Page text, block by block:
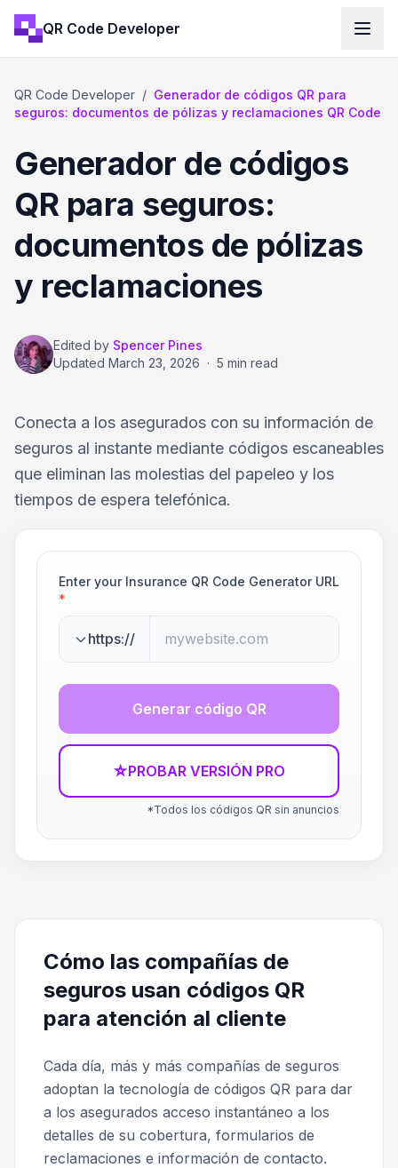
QR Code Developer
QR Code Developer / Generador de códigos QR para
seguros: documentos de pólizas y reclamaciones QR Code
Generador de códigos
QR para seguros:
documentos de pólizas
y reclamaciones
Edited by Spencer Pines
Updated March 23, 2026 · 5 min read
Conecta a los asegurados con su información de
seguros al instante mediante códigos escaneables
que eliminan las molestias del papeleo y los
tiempos de espera telefónica.
Enter your Insurance QR Code Generator URL
*
https://
Generar código QR
☆PROBAR VERSIÓN PRO
*Todos los códigos QR sin anuncios
Cómo las compañías de
seguros usan códigos QR
para atención al cliente
Cada día, más y más compañías de seguros
adoptan la tecnología de códigos QR para dar
a los asegurados acceso instantáneo a los
detalles de su cobertura, formularios de
reclamaciones e información de contacto.